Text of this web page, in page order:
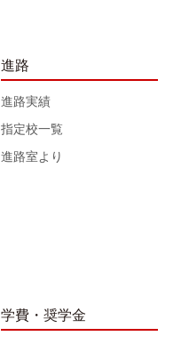
進路
進路実績
指定校一覧
進路室より
学費・奨学金